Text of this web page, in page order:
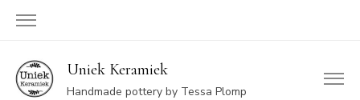
Uniek Keramiek
Handmade pottery by Tessa Plomp